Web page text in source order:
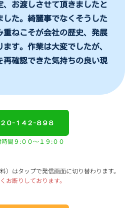
、お渡しさせて頂きましたと
した。綺麗事でなくそうした
重ねこそが会社の歴史、発展
す。作業は大変でしたが、
再確認できた気持ちの良い現
２０-１４２-８９８
間９:００～１９:００
）はタップで発信画面に切り替わります。
お断りしております。